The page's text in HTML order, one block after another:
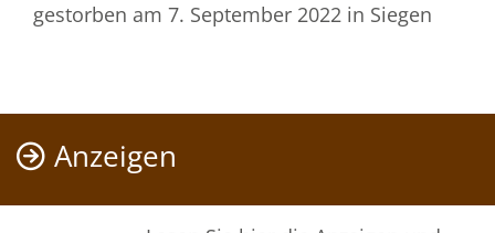
gestorben am 7. September 2022 in Siegen
Anzeigen